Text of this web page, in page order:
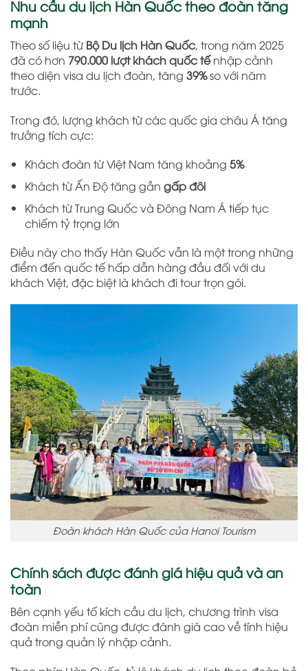
Nhu cầu du lịch Hàn Quốc theo đoàn tăng
mạnh
Theo số liệu từ Bộ Du lịch Hàn Quốc, trong năm 2025
đã có hơn 790.000 lượt khách quốc tếnhập cảnh
theo diện visa du lịch đoàn, tăng 39%so với năm
trước.
Trong đó, lượng khách từ các quốc gia châu Á tăng
trưởng tích cực:
Khách đoàn từ Việt Nam tăng khoảng 5%
Khách từ Ấn Độ tăng gần gấp đôi
Khách từ Trung Quốc và Đông Nam Á tiếp tục
chiếm tỷ trọng lớn
Điều này cho thấy Hàn Quốc vẫn là một trong những
điểm đến quốc tế hấp dẫn hàng đầu đối với du
khách Việt, đặc biệt là khách đi tour trọn gói.
Đoàn khách Hàn Quốc của Hanoi Tourism
Chính sách được đánh giá hiệu quả và an
toàn
Bên cạnh yếu tố kích cầu du lịch, chương trình visa
đoàn miễn phí cũng được đánh giá cao về tính hiệu
quả trong quản lý nhập cảnh.